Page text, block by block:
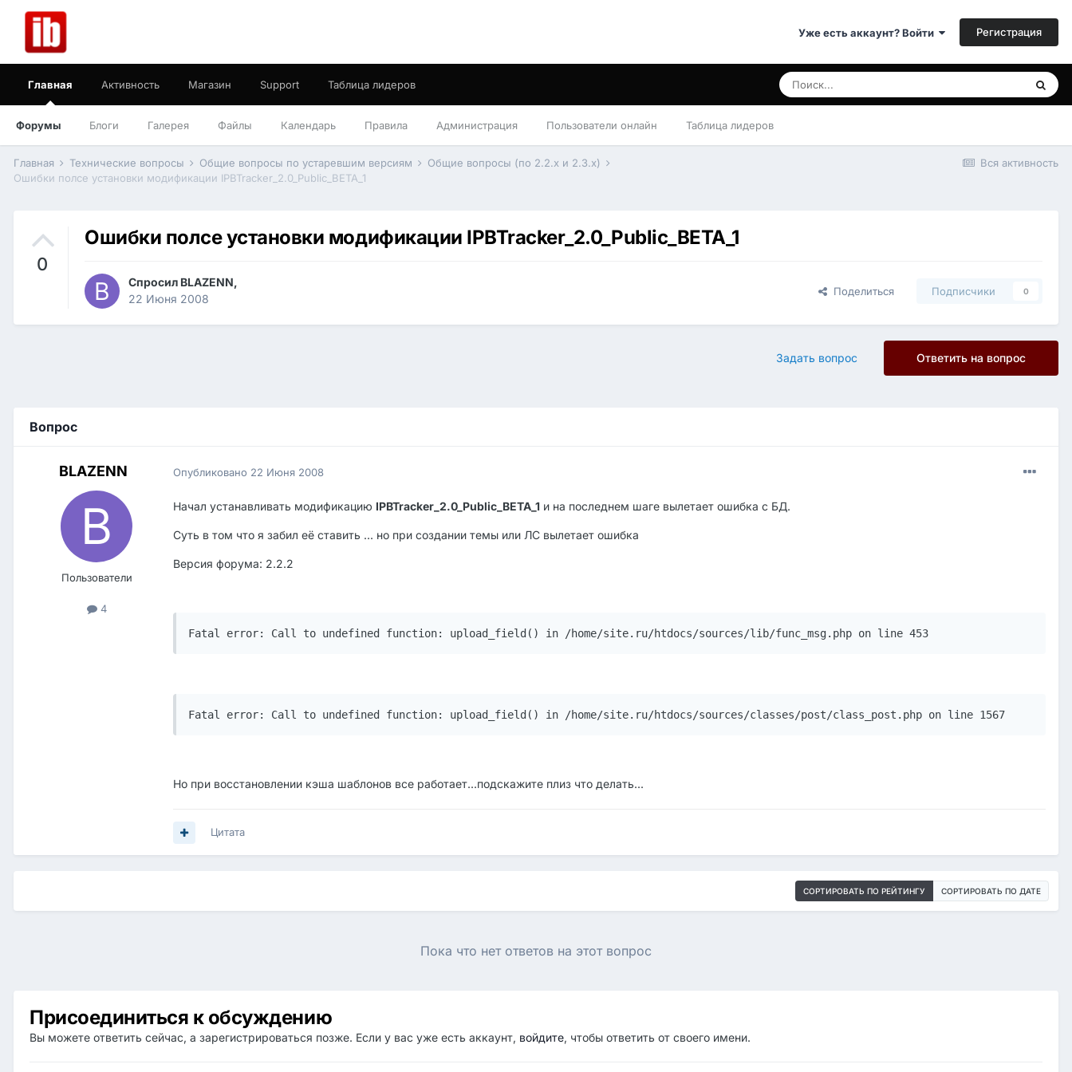
Уже есть аккаунт? Войти Регистрация
Главная
Форумы Блоги Галерея Файлы Календарь Правила Администрация Пользователи онлайн Таблица лидеров
Активность Магазин Support Таблица лидеров
Вся активность
Главная Технические вопросы Общие вопросы по устаревшим версиям
Общие вопросы (по 2.2.x и 2.3.x)
Ошибки полсе установки модификации IPBTracker_2.0_Public_BETA_1
0
Ошибки полсе установки модификации IPBTracker_2.0_Public_BETA_1
Спросил BLAZENN,
22 Июня 2008
Поделиться Подписчики 0
Ответить на вопрос
Задать вопрос
Вопрос
BLAZENN
Пользователи
4
Опубликовано 22 Июня 2008
Начал устанавливать модификацию IPBTracker_2.0_Public_BETA_1 и на последнем шаге вылетает ошибка с БД.
Суть в том что я забил её ставить ... но при создании темы или ЛС вылетает ошибка
Версия форума: 2.2.2
Fatal error: Call to undefined function: upload_field() in /home/site.ru/htdocs/sources/lib/func_msg.php on line 453
Fatal error: Call to undefined function: upload_field() in /home/site.ru/htdocs/sources/classes/post/class_post.php on line 1567
Но при восстановлении кэша шаблонов все работает...подскажите плиз что делать...
Цитата
СОРТИРОВАТЬ ПО РЕЙТИНГУ СОРТИРОВАТЬ ПО ДАТЕ
Пока что нет ответов на этот вопрос
Присоединиться к обсуждению
Вы можете ответить сейчас, а зарегистрироваться позже. Если у вас уже есть аккаунт, войдите, чтобы ответить от своего имени.